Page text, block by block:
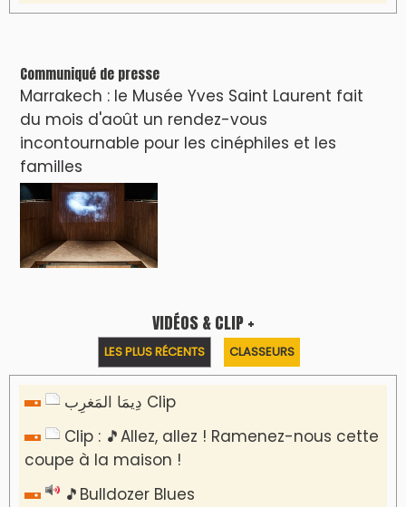
Communiqué de presse
Marrakech : le Musée Yves Saint Laurent fait
du mois d'août un rendez-vous
incontournable pour les cinéphiles et les
familles
VIDÉOS & CLIP +
LES PLUS RÉCENTS CLASSEURS
دِيمَا المَغرِب Clip
Clip : 🎵Allez, allez ! Ramenez-nous cette
coupe à la maison !
🎵Bulldozer Blues